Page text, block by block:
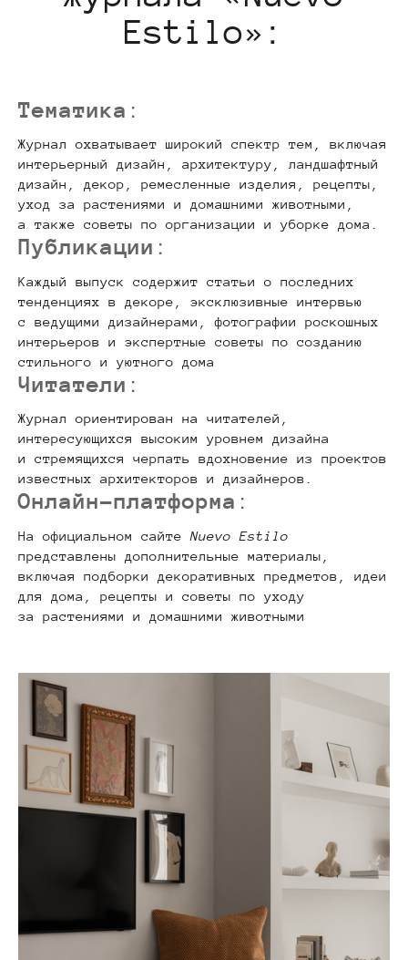
Estilo»:
Тематика :
Журнал охватывает широкий спектр тем, включая
интерьерный дизайн, архитектуру, ландшафтный
дизайн, декор, ремесленные изделия, рецепты,
уход за растениями и домашними животными,
а также советы по организации и уборке дома.
Публикации :
Каждый выпуск содержит статьи о последних
тенденциях в декоре, эксклюзивные интервью
с ведущими дизайнерами, фотографии роскошных
интерьеров и экспертные советы по созданию
стильного и уютного дома
Читатели :
Журнал ориентирован на читателей,
интересующихся высоким уровнем дизайна
и стремящихся черпать вдохновение из проектов
известных архитекторов и дизайнеров.
Онлайн-платформа :
На официальном сайте Nuevo Estilo
представлены дополнительные материалы,
включая подборки декоративных предметов, идеи
для дома, рецепты и советы по уходу
за растениями и домашними животными